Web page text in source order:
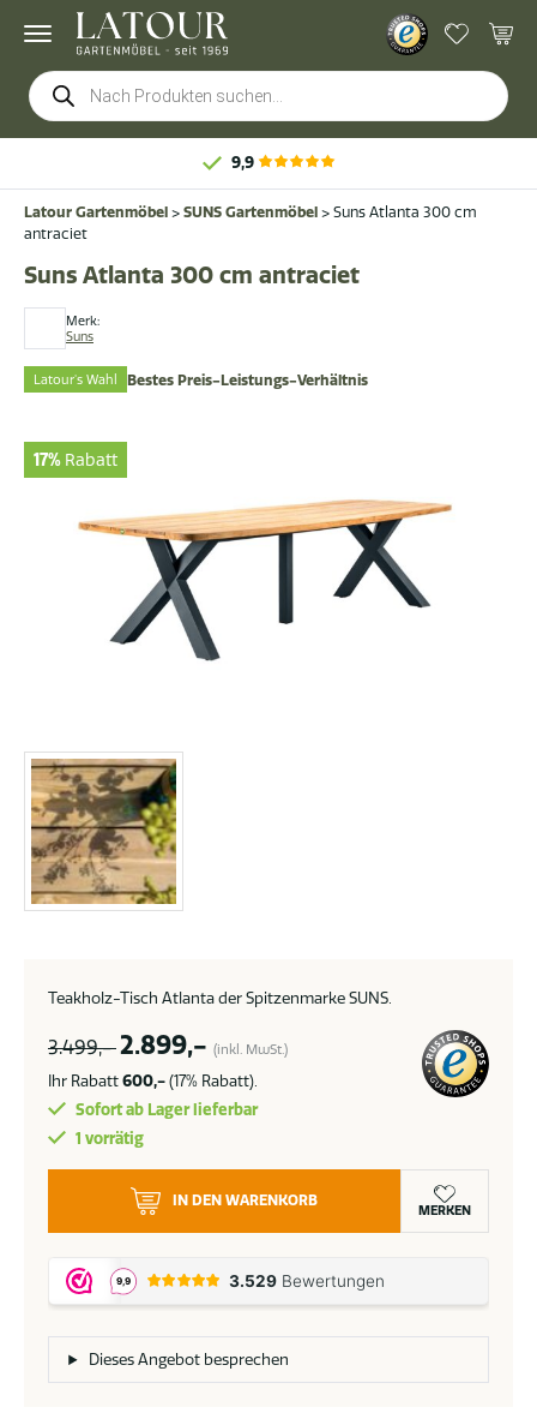
Products
search
9,9
Latour Gartenmöbel > SUNS Gartenmöbel > Suns Atlanta 300 cm
antraciet
Merk:
Suns
Suns Atlanta 300 cm antraciet
Latour's Wahl Bestes Preis-Leistungs-Verhältnis
17% Rabatt
Teakholz-Tisch Atlanta der Spitzenmarke SUNS.
3.499,- 2.899,- (inkl. MwSt.)
Ihr Rabatt600,-(17% Rabatt).
Sofort ab Lager lieferbar
1 vorrätig
300
cm
antraciet
IN DEN WARENKORB
MERKEN
Dieses Angebot besprechen